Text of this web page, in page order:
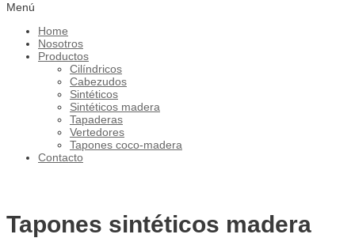
Menú
Home
Nosotros
Productos
Cilíndricos
Cabezudos
Sintéticos
Sintéticos madera
Tapaderas
Vertedores
Tapones coco-madera
Contacto
Tapones sintéticos madera